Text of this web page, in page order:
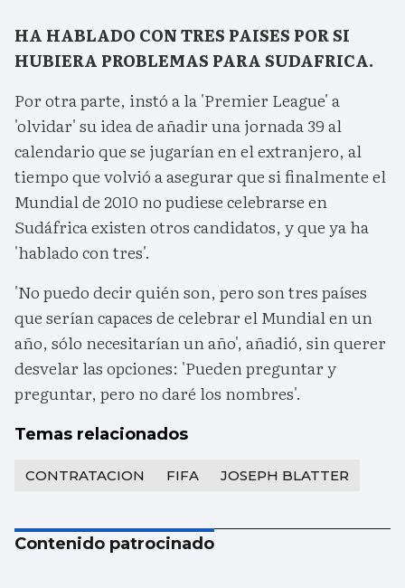
HA HABLADO CON TRES PAISES POR SI
HUBIERA PROBLEMAS PARA SUDAFRICA.
Por otra parte, instó a la 'Premier League' a
'olvidar' su idea de añadir una jornada 39 al
calendario que se jugarían en el extranjero, al
tiempo que volvió a asegurar que si finalmente el
Mundial de 2010 no pudiese celebrarse en
Sudáfrica existen otros candidatos, y que ya ha
'hablado con tres'.
'No puedo decir quién son, pero son tres países
que serían capaces de celebrar el Mundial en un
año, sólo necesitarían un año', añadió, sin querer
desvelar las opciones: 'Pueden preguntar y
preguntar, pero no daré los nombres'.
Temas relacionados
CONTRATACION FIFA JOSEPH BLATTER
Contenido patrocinado